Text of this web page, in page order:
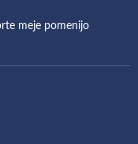
meje pomenijo